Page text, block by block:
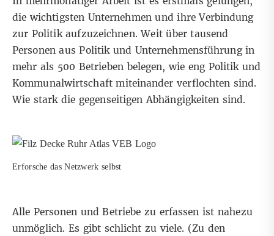
die wichtigsten Unternehmen und ihre Verbindung
zur Politik aufzuzeichnen. Weit über tausend
Personen aus Politik und Unternehmensführung in
mehr als 500 Betrieben belegen, wie eng Politik und
Kommunalwirtschaft miteinander verflochten sind.
Wie stark die gegenseitigen Abhängigkeiten sind.
Erforsche das Netzwerk selbst
Alle Personen und Betriebe zu erfassen ist nahezu
unmöglich. Es gibt schlicht zu viele. (Zu den